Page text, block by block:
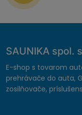
SAUNIKA spol.
E-shop s tovarom
prehrávače do auta,
zosilňovače,